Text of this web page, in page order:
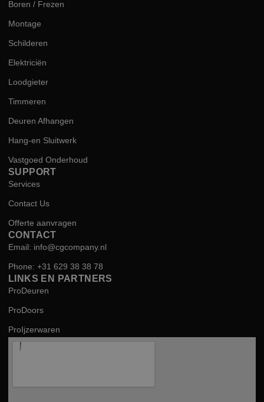
Boren / Frezen
Montage
Schilderen
Elektriciën
Loodgieter
Timmeren
Deuren Afhangen
Hang-en Sluitwerk
Vastgoed Onderhoud
SUPPORT
Services
Contact Us
Offerte aanvragen
CONTACT
Email: info@cgcompany.nl
Phone: +31 629 38 38 78
LINKS EN PARTNERS
ProDeuren
ProDoors
ProIjzerwaren